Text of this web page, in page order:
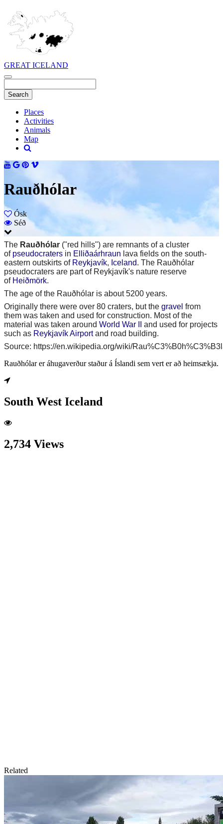
GREAT ICELAND
Places
Activities
Animals
Map
Rauðhólar
Ósk
Séð
The Rauðhólar ("red hills") are remnants of a cluster
of pseudocraters in Elliðaárhraun lava fields on the south-
eastern outskirts of Reykjavík, Iceland. The Rauðhólar
pseudocraters are part of Reykjavík's nature reserve
of Heiðmörk.
The age of the Rauðhólar is about 5200 years.
Originally there were over 80 craters, but the gravel from
them was taken and used for construction. Most of the
material was taken around World War II
and used for projects
such as Reykjavík Airportand road building.
Source: https://en.wikipedia.org/wiki/
Rauðhólar er áhugaverður staður á Íslandi sem vert er að heimsækja.
South West Iceland
2,734 Views
Related